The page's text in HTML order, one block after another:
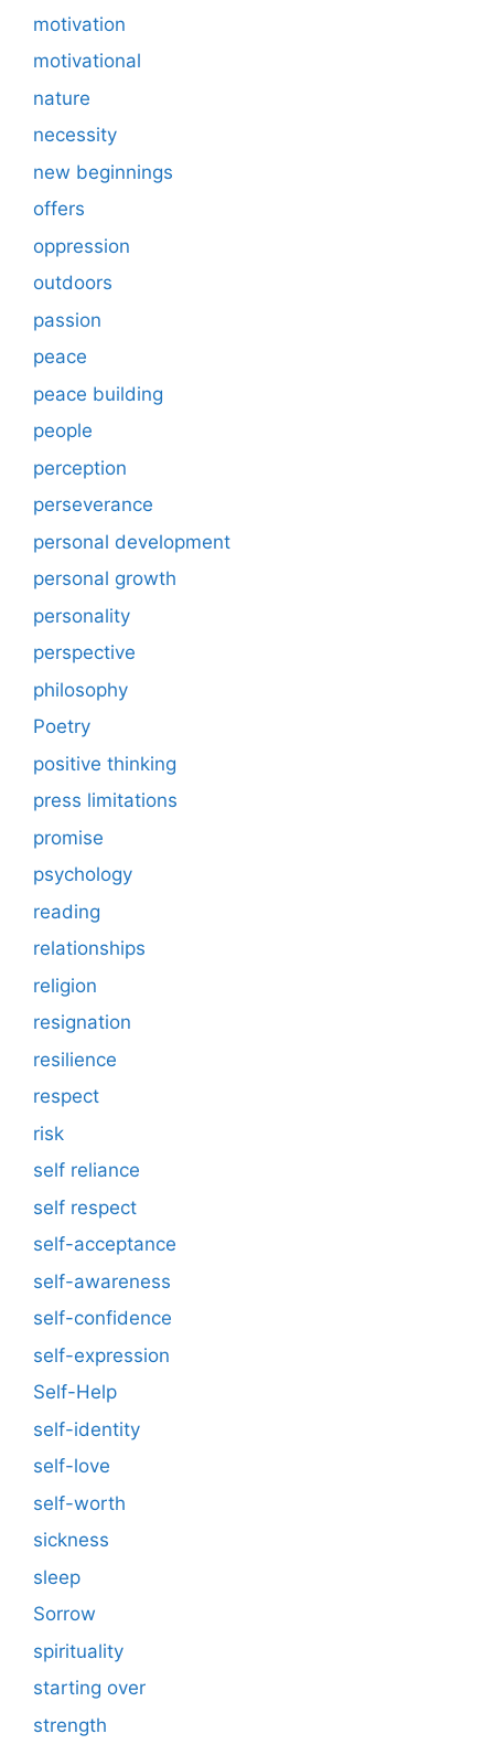
motivation
motivational
nature
necessity
new beginnings
offers
oppression
outdoors
passion
peace
peace building
people
perception
perseverance
personal development
personal growth
personality
perspective
philosophy
Poetry
positive thinking
press limitations
promise
psychology
reading
relationships
religion
resignation
resilience
respect
risk
self reliance
self respect
self-acceptance
self-awareness
self-confidence
self-expression
Self-Help
self-identity
self-love
self-worth
sickness
sleep
Sorrow
spirituality
starting over
strength